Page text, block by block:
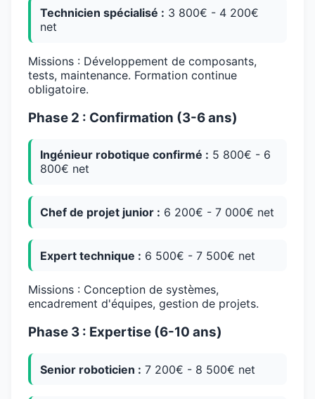
Technicien spécialisé : 3 800€ - 4 200€
net
Missions : Développement de composants,
tests, maintenance. Formation continue
obligatoire.
Phase 2 : Confirmation (3-6 ans)
Ingénieur robotique confirmé : 5 800€ - 6
800€ net
Chef de projet junior : 6 200€ - 7 000€ net
Expert technique : 6 500€ - 7 500€ net
Missions : Conception de systèmes,
encadrement d'équipes, gestion de projets.
Phase 3 : Expertise (6-10 ans)
Senior roboticien : 7 200€ - 8 500€ net